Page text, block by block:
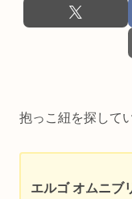
抱っこ紐を探して
エルゴ オムニブ